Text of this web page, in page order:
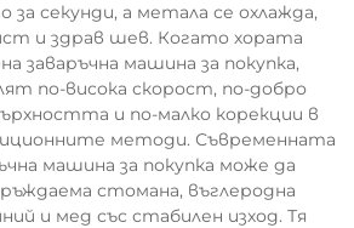
за секунди, а метала се охлажда,
и здрав шев. Когато хората
заваръчна машина за покупка,
по-висока скорост, по-добро
и по-малко корекции в
методи. Съвременната
машина за покупка може да
стомана, въглеродна
и мед със стабилен изход. Тя